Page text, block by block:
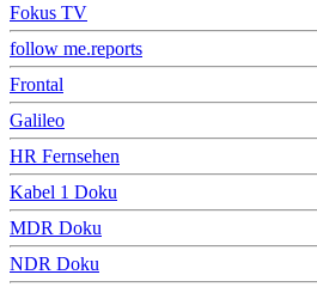
Fokus TV
follow me.reports
Frontal
Galileo
HR Fernsehen
Kabel 1 Doku
MDR Doku
NDR Doku